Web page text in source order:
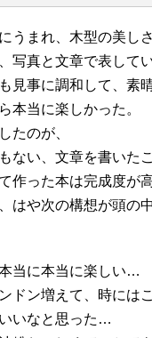
うまれ、木型の美し
写真と文章で表して
見事に調和して、素
本当に楽しかった。
たのが、
ない、文章を書いた
作った本は完成度が
はや次の構想が頭の
当に本当に楽しい…
ドン増えて、時には
いなと思った…